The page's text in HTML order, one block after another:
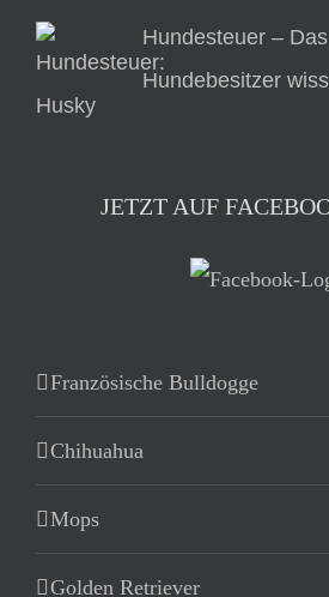
Hundesteuer –
Hundebesitzer
JETZT AUF
Französische Bulldogge
Chihuahua
Mops
Golden Retriever